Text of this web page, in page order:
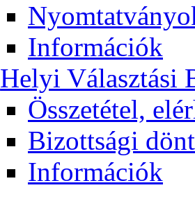
Információk
Helyi Választási
Összetétel,
Bizottsági
Információk